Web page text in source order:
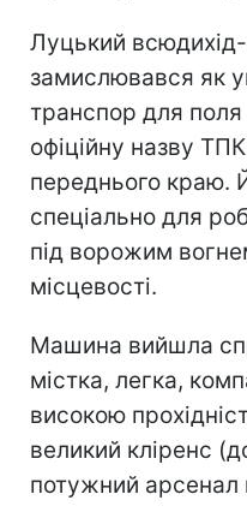
Луцький
замислювався як
транспор для
офіційну назву
переднього краю.
спеціально для
під ворожим
місцевості.
Машина вийшла
містка, легка,
високою
великий кліренс
потужний арсенал